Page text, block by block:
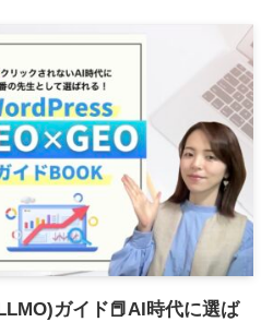
ガイド📕AI時代に選ば